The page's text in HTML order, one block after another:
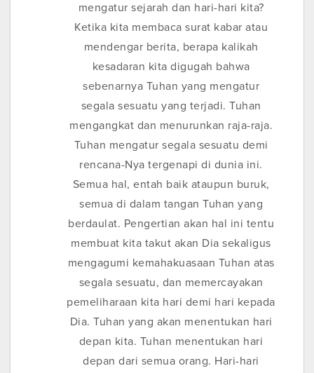
mengatur sejarah dan hari-hari kita?
Ketika kita membaca surat kabar atau
mendengar berita, berapa kalikah
kesadaran kita digugah bahwa
sebenarnya Tuhan yang mengatur
segala sesuatu yang terjadi. Tuhan
mengangkat dan menurunkan raja-raja.
Tuhan mengatur segala sesuatu demi
rencana-Nya tergenapi di dunia ini.
Semua hal, entah baik ataupun buruk,
semua di dalam tangan Tuhan yang
berdaulat. Pengertian akan hal ini tentu
membuat kita takut akan Dia sekaligus
mengagumi kemahakuasaan Tuhan atas
segala sesuatu, dan memercayakan
pemeliharaan kita hari demi hari kepada
Dia. Tuhan yang akan menentukan hari
depan kita. Tuhan menentukan hari
depan dari semua orang. Hari-hari